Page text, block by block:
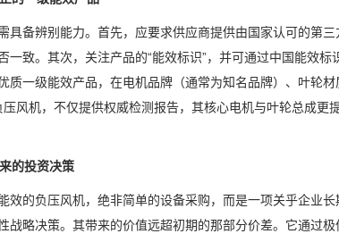
具备辨别能力。首先，应要求供应商提供由国家认可的第
一致。其次，关注产品的“能效标识”，并可通过中国能效
质一级能效产品，在电机品牌（通常为知名品牌）、叶轮
风机，不仅提供权威检测报告，其核心电机与叶轮总成
的投资决策
效的负压风机，绝非简单的设备采购，而是一项关乎企业
战略决策。其带来的价值远超初期的那部分价差。它通过